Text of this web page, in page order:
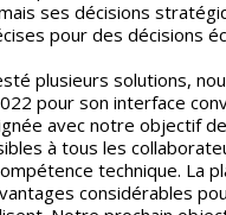
ses décisions
pour des décisions
plusieurs solutions,
pour son interface
avec notre objectif
à tous les
technique. La
considérables